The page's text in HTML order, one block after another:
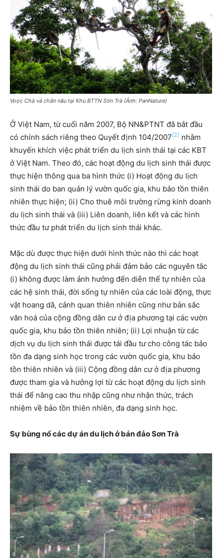
Voọc Chà vá chân nâu tại Khu BTTN Sơn Trà (Ảnh: PanNature)
Ở Việt Nam, từ cuối năm 2007, Bộ NN&PTNT đã bắt đầu
có chính sách riêng theo Quyết định 104/2007 [2] nhằm
khuyến khích việc phát triển du lịch sinh thái tại các KBT
ở Việt Nam. Theo đó, các hoạt động du lịch sinh thái được
thực hiện thông qua ba hình thức (i) Hoạt động du lịch
sinh thái do ban quản lý vườn quốc gia, khu bảo tồn thiên
nhiên thực hiện; (ii) Cho thuê môi trường rừng kinh doanh
du lịch sinh thái và (iii) Liên doanh, liên kết và các hình
thức đầu tư phát triển du lịch sinh thái khác.
Mặc dù được thực hiện dưới hình thức nào thì các hoạt
động du lịch sinh thái cũng phải đảm bảo các nguyên tắc
(i) không được làm ảnh hưởng đến diễn thế tự nhiên của
các hệ sinh thái, đời sống tự nhiên của các loài động, thực
vật hoang dã, cảnh quan thiên nhiên cũng như bản sắc
văn hoá của cộng đồng dân cư ở địa phương tại các vườn
quốc gia, khu bảo tồn thiên nhiên; (ii) Lợi nhuận từ các
dịch vụ du lịch sinh thái được tái đầu tư cho công tác bảo
tồn đa dạng sinh học trong các vườn quốc gia, khu bảo
tồn thiên nhiên và (iii) Cộng đồng dân cư ở địa phương
được tham gia và hưởng lợi từ các hoạt động du lịch sinh
thái để nâng cao thu nhập cũng như nhận thức, trách
nhiệm về bảo tồn thiên nhiên, đa dạng sinh học.
Sự bùng nổ các dự án du lịch ở bán đảo Sơn Trà